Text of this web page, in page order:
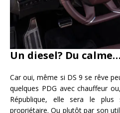
Un diesel? Du
Car oui, même si DS 9 se rêve
quelques PDG avec chauffeur
République, elle sera le
propriétaire. Ou plutôt par son